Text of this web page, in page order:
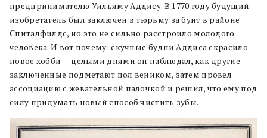
предпринимателю Уильяму Аддису. В 1770 году будущий
изобретатель был заключен в тюрьму за бунт в районе
Спиталфилдс, но это не сильно расстроило молодого
человека. И вот почему: скучные будни Аддиса скрасило
новое хобби — целыми днями он наблюдал, как другие
заключенные подметают пол веником, затем провел
ассоциацию с жевательной палочкой и решил, что ему под
силу придумать новый способ чистить зубы.